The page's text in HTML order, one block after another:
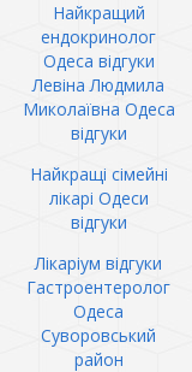
Найкращий
ендокринолог
Одеса відгуки
Левіна Людмила
Миколаївна Одеса
відгуки
Найкращі сімейні
лікарі Одеси
відгуки
Лікаріум відгуки
Гастроентеролог
Одеса
Суворовський
район